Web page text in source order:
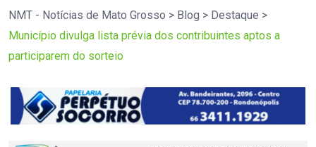
NMT - Notícias de Mato Grosso > Blog > Destaque >
Município divulga lista prévia dos contribuintes aptos a
participarem do sorteio